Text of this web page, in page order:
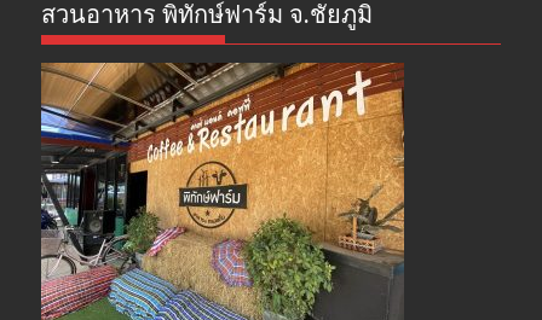
สวนอาหาร พิทักษ์ฟาร์ม จ.ชัยภูมิ